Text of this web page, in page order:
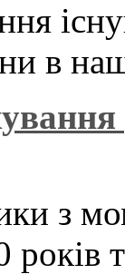
в
з
років